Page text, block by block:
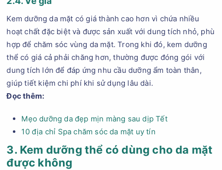
Kem dưỡng da mặt có giá thành cao hơn vì chứa nhiều
hoạt chất đặc biệt và được sản xuất với dung tích nhỏ, phù
hợp để chăm sóc vùng da mặt. Trong khi đó, kem dưỡng
thể có giá cả phải chăng hơn, thường được đóng gói với
dung tích lớn để đáp ứng nhu cầu dưỡng ẩm toàn thân,
giúp tiết kiệm chi phí khi sử dụng lâu dài.
Đọc thêm:
Mẹo dưỡng da đẹp mịn màng sau dịp Tết
10 địa chỉ Spa chăm sóc da mặt uy tín
3. Kem dưỡng thể có dùng cho da mặt
được không